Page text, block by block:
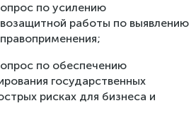
по усилению
работы по выявлению
по обеспечению
государственных
рисках для бизнеса и